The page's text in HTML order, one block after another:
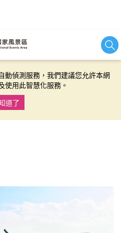
持續優化網站服務，並有助於為
動偵測服務，我們建議您允許本網
使用此智慧化服務。
道了